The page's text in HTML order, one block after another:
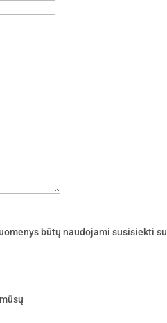
būtų naudojami susisiekti su